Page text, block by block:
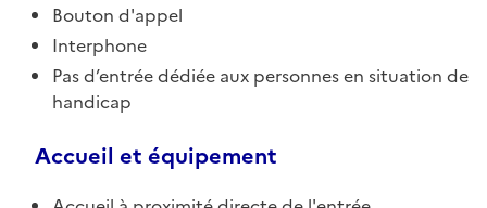
Bouton d'appel
Interphone
Pas d’entrée dédiée aux personnes en situation de
handicap
Accueil et équipement